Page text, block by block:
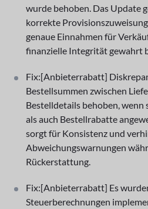
wurde behoben. Das Update
korrekte
genaue Einnahmen für
finanzielle Integrität gewahrt
Fix:[Anbieterrabatt]
Bestellsummen zwischen
Bestelldetails behoben,
als auch Bestellrabatte
sorgt für Konsistenz und
Abweichungswarnungen
Rückerstattung.
Fix:[Anbieterrabatt] Es
Steuerberechnungen